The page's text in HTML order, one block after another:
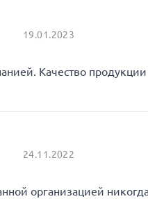
19.01.2023
Качество продукции
24.11.2022
организацией